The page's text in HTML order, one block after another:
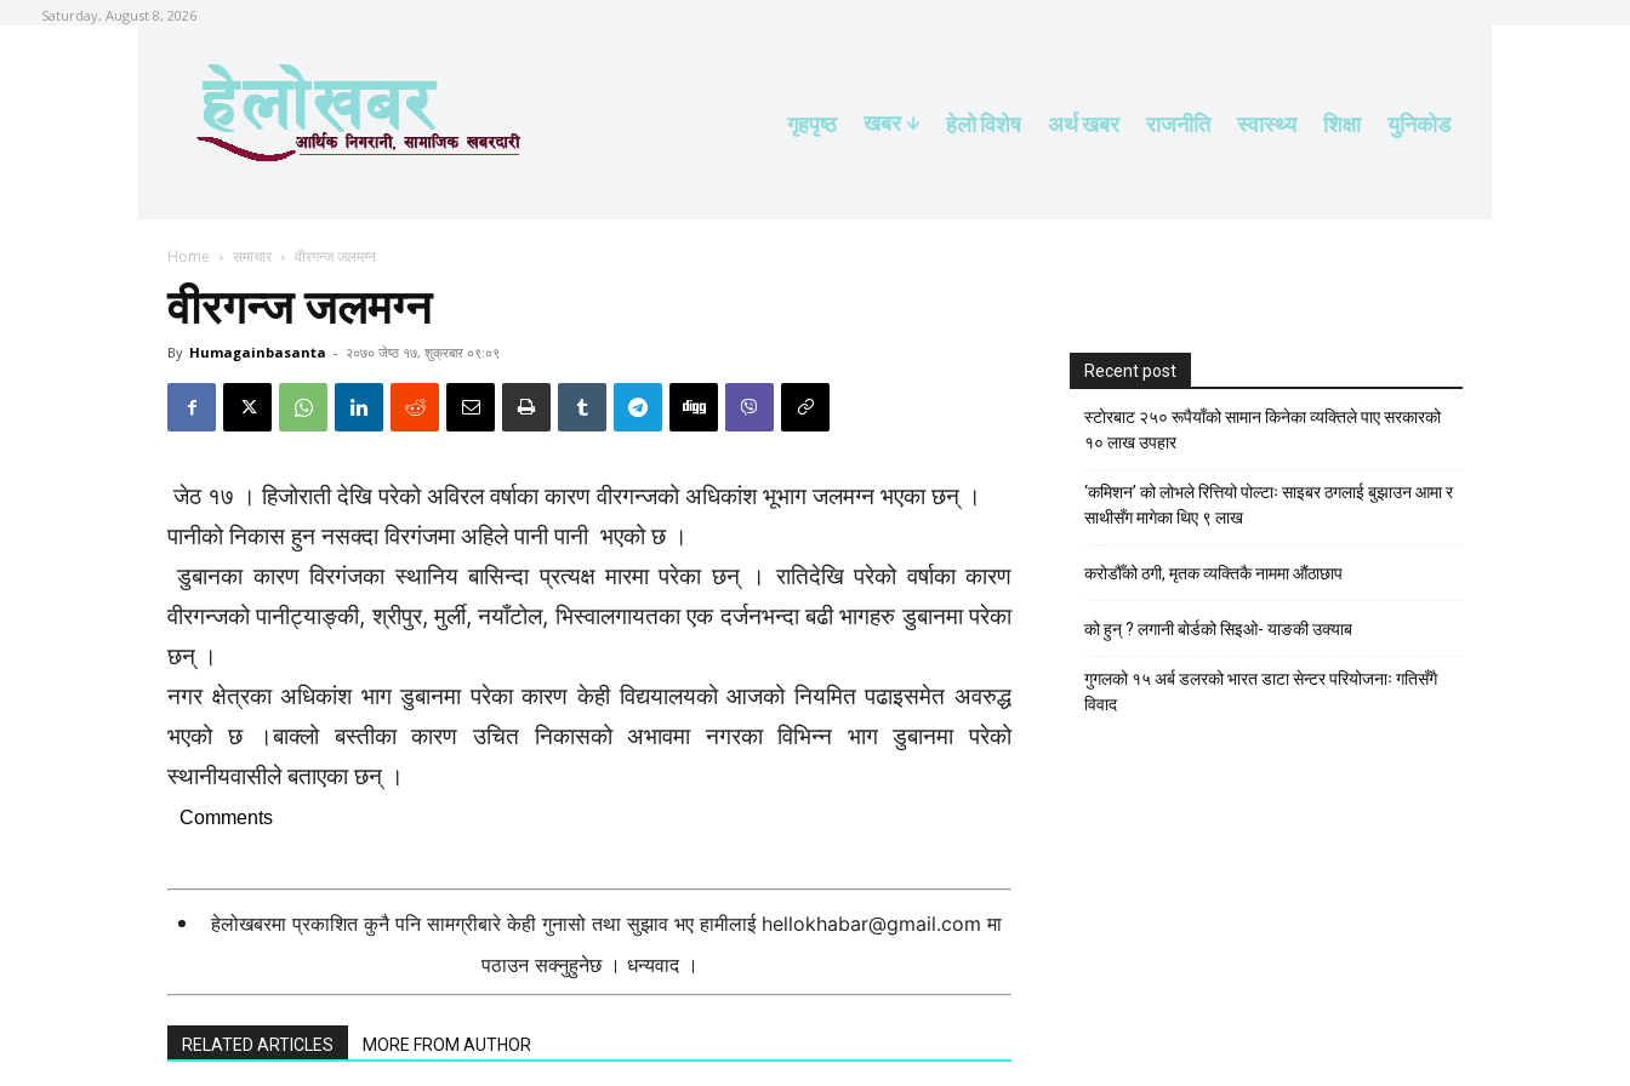
Saturday, August 8, 2026
गृहपृष्ठ खबर हेलाे विशेष अर्थ खबर राजनीति स्वास्थ्य शिक्षा युनिकोड
Home समाचार वीरगन्ज जलमग्न
वीरगन्ज जलमग्न
By Humagainbasanta - २०७० जेष्ठ १७, शुक्रबार ०९:०९
जेठ १७ । हिजोराती देखि परेको अविरल वर्षाका कारण वीरगन्जको अधिकांश भूभाग जलमग्न भएका छन् ।
पानीको निकास हुन नसक्दा विरगंजमा अहिले पानी पानी भएको छ ।
डुबानका कारण विरगंजका स्थानिय बासिन्दा प्रत्यक्ष मारमा परेका छन् । रातिदेखि परेको वर्षाका कारण
वीरगन्जको पानीट्याङ्की, श्रीपुर, मुर्ली, नयाँटोल, भिस्वालगायतका एक दर्जनभन्दा बढी भागहरु डुबानमा परेका
छन् ।
नगर क्षेत्रका अधिकांश भाग डुबानमा परेका कारण केही विद्ययालयको आजको नियमित पढाइसमेत अवरुद्ध
भएको छ ।बाक्लो बस्तीका कारण उचित निकासको अभावमा नगरका विभिन्न भाग डुबानमा परेको
स्थानीयवासीले बताएका छन् ।
Comments
हेलोखबरमा प्रकाशित कुनै पनि सामग्रीबारे केही गुनासो तथा सुझाव भए हामीलाई hellokhabar@gmail.com मा
पठाउन सक्नुहुनेछ । धन्यवाद ।
RELATED ARTICLES MORE FROM AUTHOR
Recent post
स्टाेरबाट २५० रूपैयाँको सामान किनेका व्यक्तिले पाए सरकारको
१० लाख उपहार
‘कमिशन’ को लोभले रित्तियो पोल्टाः साइबर ठगलाई बुझाउन आमा र
साथीसँग मागेका थिए ९ लाख
करोडौँको ठगी, मृतक व्यक्तिकै नाममा औंठाछाप
को हुन् ? लगानी बोर्डको सिइओ- याङकी उक्याब
गुगलको १५ अर्ब डलरको भारत डाटा सेन्टर परियोजनाः गतिसँगै
विवाद